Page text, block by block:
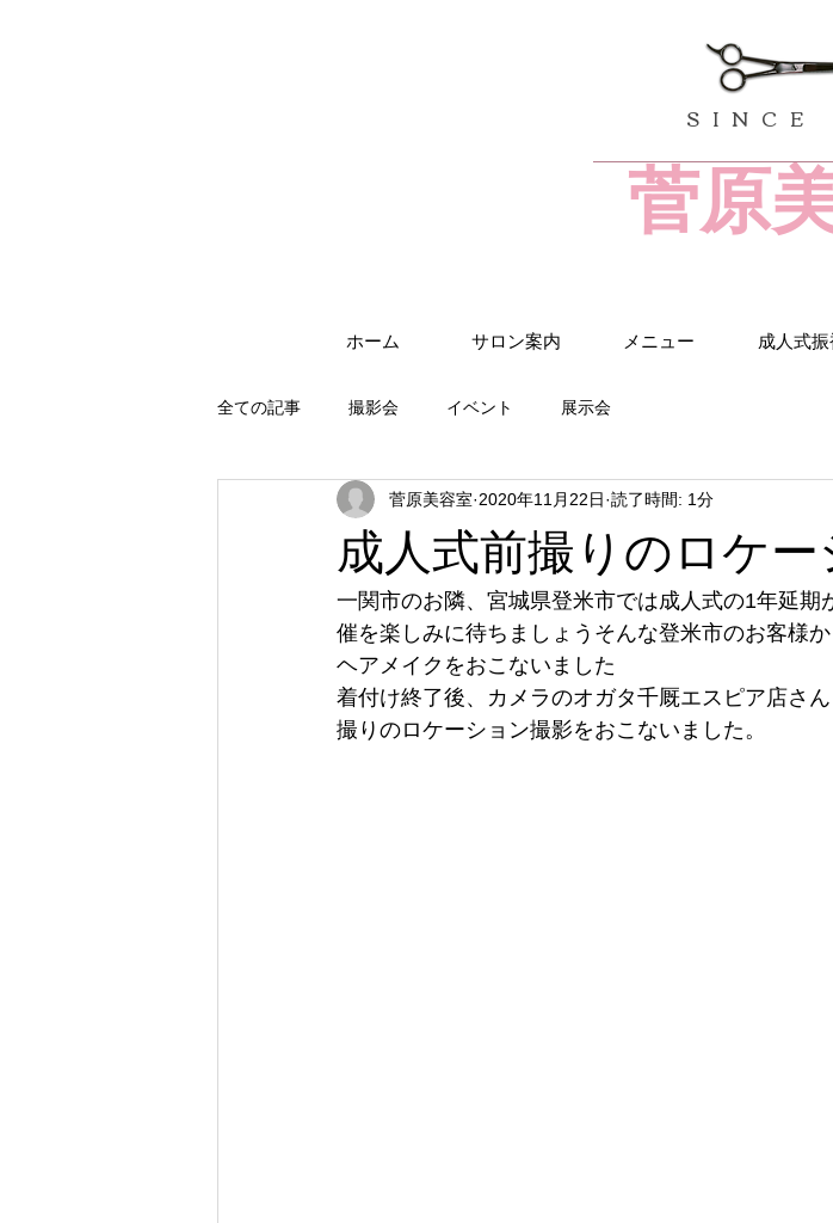
SINCE
菅原
ホーム サロン案内 メニュー 成人式振
全ての記事 撮影会 イベント 展示会
成人式前撮りのロケ
菅原美容室 2020年11月22日 読了時間: 1分
一関市のお隣、宮城県登米市では成人式の1年延期
催を楽しみに待ちましょうそんな登米市のお客様
ヘアメイクをおこないました
着付け終了後、カメラのオガタ千厩エスピア店さ
撮りのロケーション撮影をおこないました。